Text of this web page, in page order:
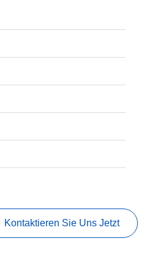
Kontaktieren Sie Uns Jetzt